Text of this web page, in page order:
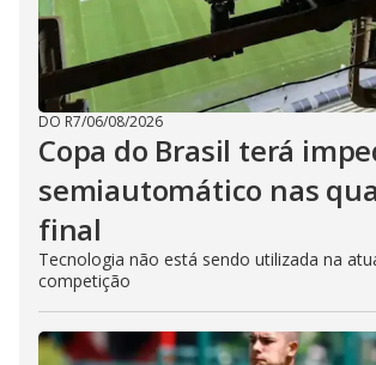
DO R7/06/08/2026
Copa do Brasil terá
semiautomático nas
final
Tecnologia não está sendo utilizada na
competição